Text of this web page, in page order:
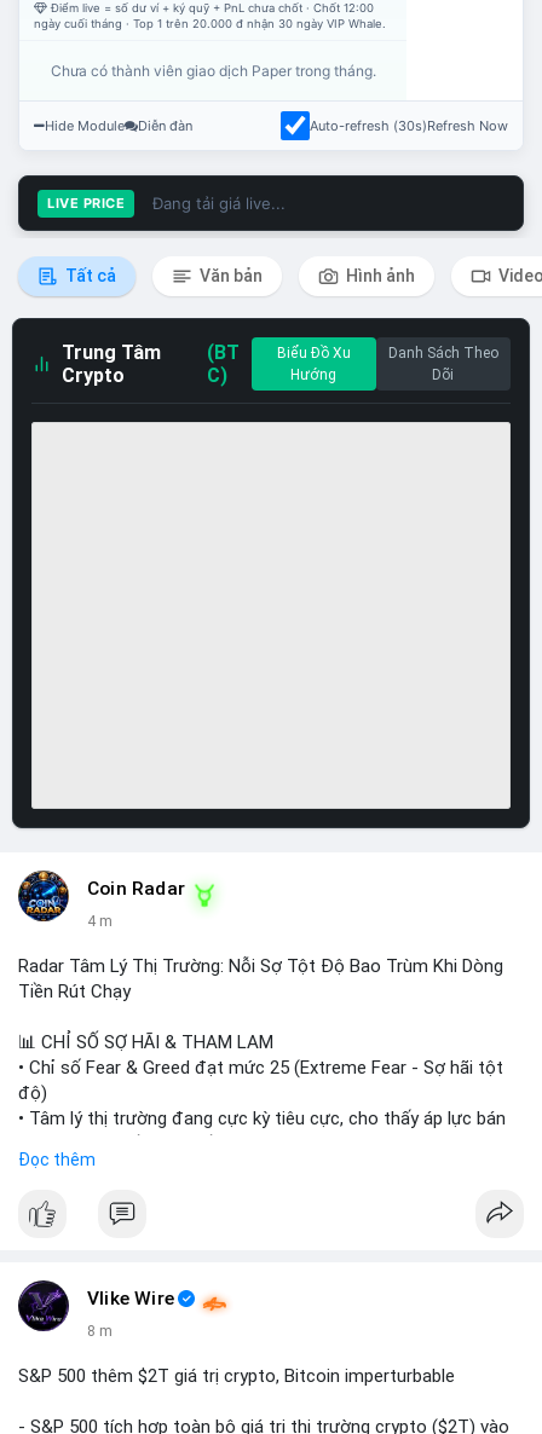
Điểm live = số dư ví + ký quỹ + PnL chưa chốt · Chốt 12:00
ngày cuối tháng · Top 1 trên 20.000 đ nhận 30 ngày VIP Whale.
Chưa có thành viên giao dịch Paper trong tháng.
Hide Module Diễn đàn Auto-refresh (30s)Refresh Now
LIVE PRICE Đang tải giá live...
Tất cả Văn bản Hình ảnh
Trung Tâm
Crypto
(BT
C)
Biểu Đồ Xu
Hướng
Danh Sách Theo
Dõi
Coin Radar
4 m
Radar Tâm Lý Thị Trường: Nỗi Sợ Tột Độ Bao Trùm Khi Dòng
Tiền Rút Chạy
📊 CHỈ SỐ SỢ HÃI & THAM LAM
• Chỉ số Fear & Greed đạt mức 25 (Extreme Fear - Sợ hãi tột
độ)
• Tâm lý thị trường đang cực kỳ tiêu cực, cho thấy áp lực bán
• CoinGecko Trending: Heima (HEI), Pi Network (PI), Pudgy
Tesla, Apple.
• Google Trends Việt Nam: Các chủ đề đời sống như dự báo
• Tin tức quốc tế: Nga chính thức ban hành luật quản lý sàn
Đọc thêm
Vlike Wire
8 m
S&P 500 thêm $2T giá trị crypto, Bitcoin imperturbable
- S&P 500 tích hợp toàn bộ giá trị thị trường crypto ($2T) vào